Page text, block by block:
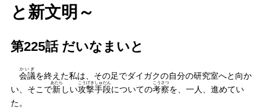
と新文明～
第225話 だいなまいと
会議
かいぎ
を終えた私は、その足でダイガクの自分の研究室へと向か
い、そこで新
あたら
しい攻撃
こうげき
手段
しゅだん
についての考察
こうさつ
を、一人、進めてい
た。